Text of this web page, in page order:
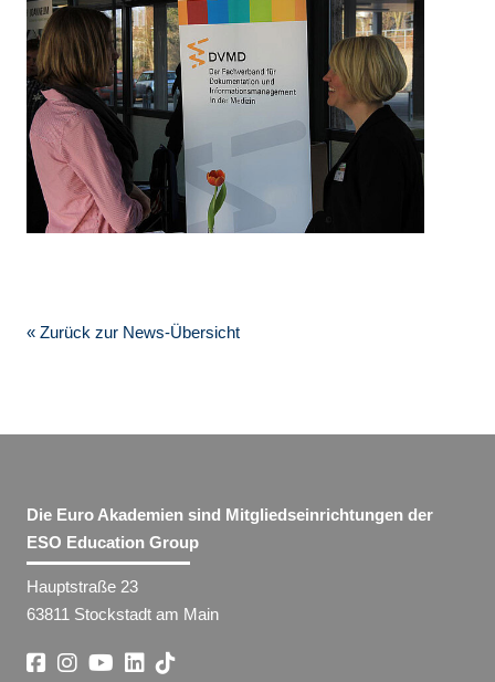
« Zurück zur News-Übersicht
Die Euro Akademien sind Mitgliedseinrichtungen der
ESO Education Group
Hauptstraße 23
63811 Stockstadt am Main